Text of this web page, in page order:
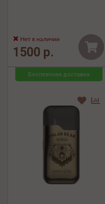
Нет в наличии
1500 р.
Бесплатная доставка